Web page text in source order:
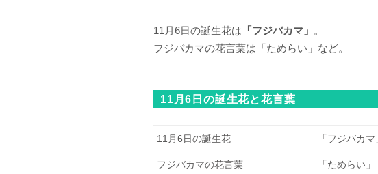
11月6日の誕生花は 「フジバカマ」 。
フジバカマの花言葉は「ためらい」など。
11月6日の誕生花と花言葉
11月6日の誕生花 「フジバカマ
フジバカマの花言葉 「ためらい」